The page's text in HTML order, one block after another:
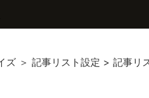
＞ 記事リスト設定 > 記事リ